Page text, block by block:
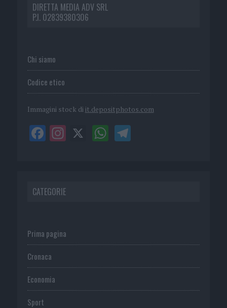
DIRETTA MEDIA ADV SRL
P.I. 02839380306
Chi siamo
Codice etico
Immagini stock di it.depositphotos.com
CATEGORIE
Prima pagina
Cronaca
Economia
Sport